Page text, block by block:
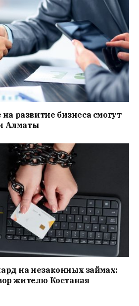
развитие бизнеса смогут
Алматы
на незаконных займах:
жителю Костаная